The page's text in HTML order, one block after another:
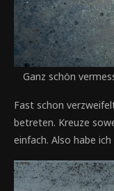
Ganz schön
Fast schon
betreten. Kreuze
einfach. Also habe